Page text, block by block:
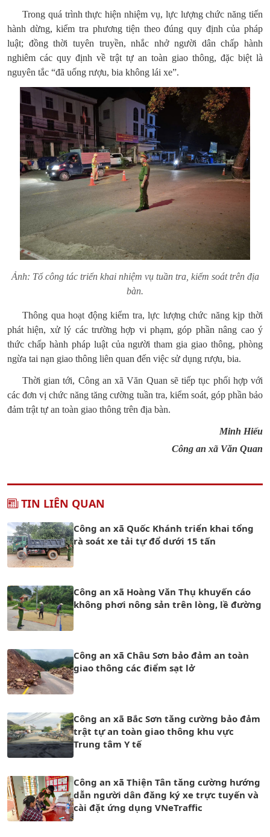
Trong quá trình thực hiện nhiệm vụ, lực lượng chức năng tiến
hành dừng, kiểm tra phương tiện theo đúng quy định của pháp
luật; đồng thời tuyên truyền, nhắc nhở người dân chấp hành
nghiêm các quy định về trật tự an toàn giao thông, đặc biệt là
nguyên tắc “đã uống rượu, bia không lái xe”.
Ảnh: Tổ công tác triển khai nhiệm vụ tuần tra, kiểm soát trên địa
bàn.
Thông qua hoạt động kiểm tra, lực lượng chức năng kịp thời
phát hiện, xử lý các trường hợp vi phạm, góp phần nâng cao ý
thức chấp hành pháp luật của người tham gia giao thông, phòng
ngừa tai nạn giao thông liên quan đến việc sử dụng rượu, bia.
Thời gian tới, Công an xã Văn Quan sẽ tiếp tục phối hợp với
các đơn vị chức năng tăng cường tuần tra, kiểm soát, góp phần bảo
đảm trật tự an toàn giao thông trên địa bàn.
Minh Hiếu
Công an xã Văn Quan
TIN LIÊN QUAN
Công an xã Quốc Khánh triển khai tổng
rà soát xe tải tự đổ dưới 15 tấn
Công an xã Hoàng Văn Thụ khuyến cáo
không phơi nông sản trên lòng, lề đường
Công an xã Châu Sơn bảo đảm an toàn
giao thông các điểm sạt lở
Công an xã Bắc Sơn tăng cường bảo đảm
trật tự an toàn giao thông khu vực
Trung tâm Y tế
Công an xã Thiện Tân tăng cường hướng
dẫn người dân đăng ký xe trực tuyến và
cài đặt ứng dụng VNeTraffic